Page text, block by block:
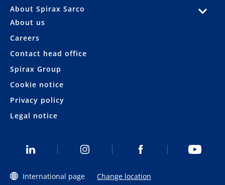
About Spirax Sarco
About us
Careers
Contact head office
Spirax Group
Cookie notice
Privacy policy
Legal notice
International page Change location